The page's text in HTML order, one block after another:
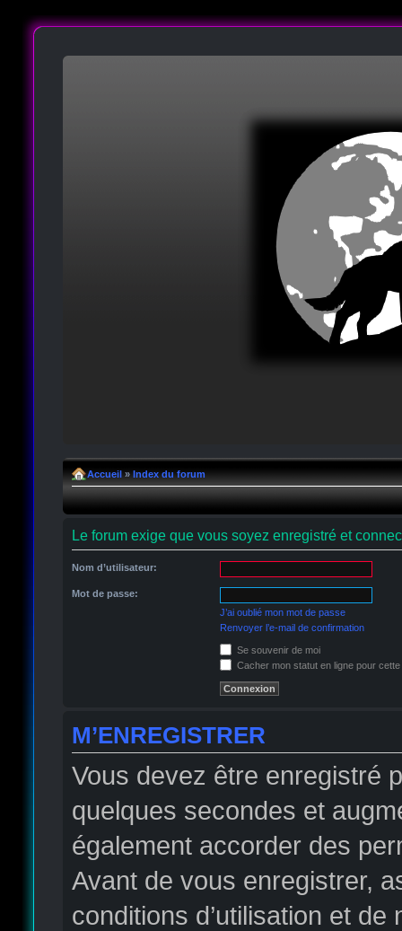
Accueil » Index du forum
Le forum exige que vous soyez enregistré et
Nom d’utilisateur:
Mot de passe:
J’ai oublié mon mot de passe
Renvoyer l’e-mail de confirmation
Se souvenir de moi
Cacher mon statut en ligne pour
M’ENREGISTRER
Vous devez être enregistré
quelques secondes et
également accorder des
Avant de vous enregistrer,
conditions d’utilisation et